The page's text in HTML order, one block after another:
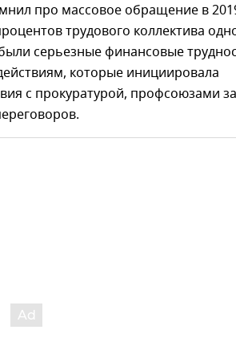
про массовое обращение в
трудового коллектива
серьезные финансовые
которые инициировала
с прокуратурой, профсоюзами